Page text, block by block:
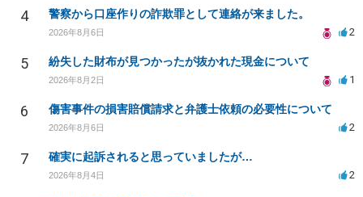
4 警察から口座作りの詐欺罪として連絡が来ました。
2026年8月6日 2
5 紛失した財布が見つかったが抜かれた現金について
2026年8月2日 1
6 傷害事件の損害賠償請求と弁護士依頼の必要性について
2026年8月6日 2
7 確実に起訴されると思っていましたが…
2026年8月4日 2